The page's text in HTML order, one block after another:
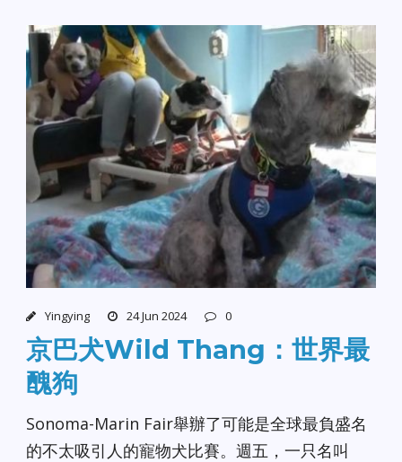
Yingying 24 Jun 2024 0
京巴犬Wild Thang：世界最
醜狗
Sonoma-Marin Fair舉辦了可能是全球最負盛名
的不太吸引人的寵物犬比賽。週五，一只名叫